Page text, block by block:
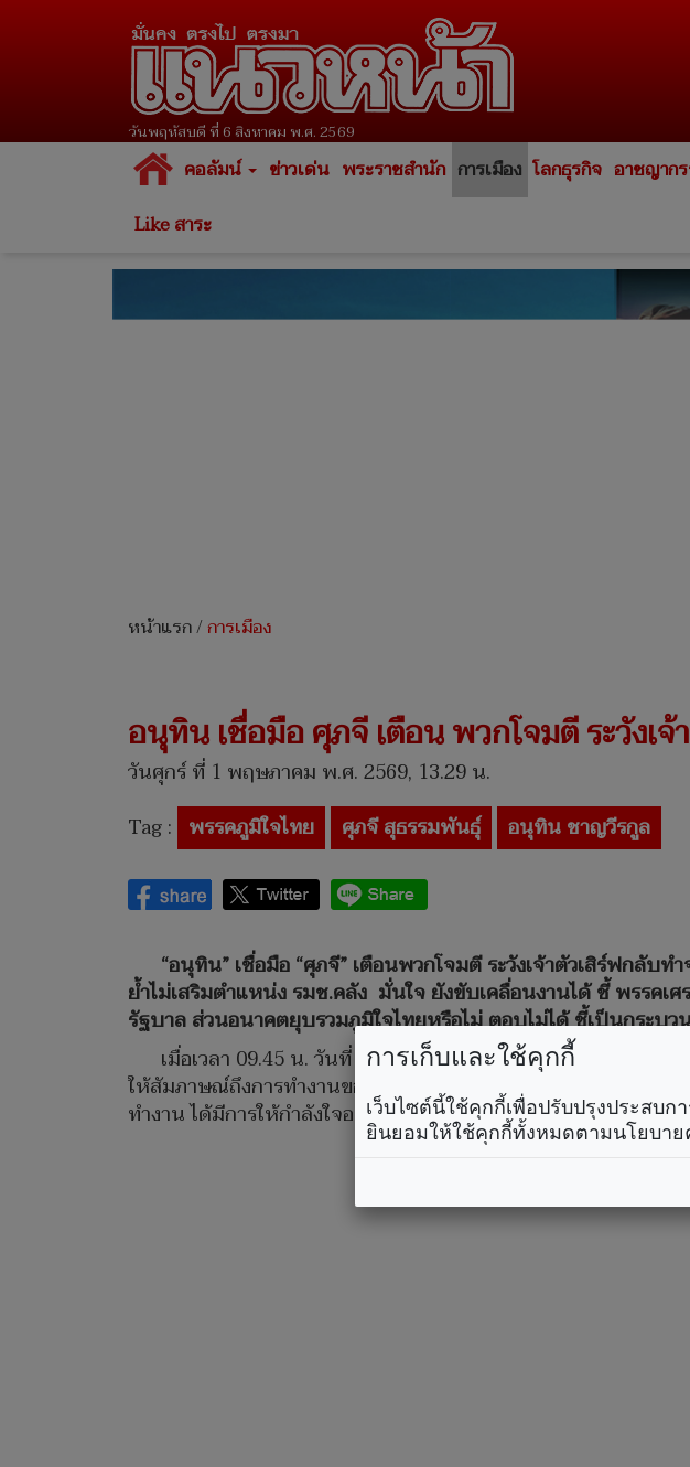
วันพฤหัสบดี ที่ 6 สิงหาคม พ.ศ. 2569
คอลัมน์ ข่าวเด่น พระราชสำนัก การเมือง โลกธุรกิจ อาชญาก
Like สาระ
หน้าแรก/การเมือง
อนุทิน เชื่อมือ ศุภจี เตือน พวกโจมตี ระวังเ
วันศุกร์ ที่ 1 พฤษภาคม พ.ศ. 2569, 13.29 น.
Tag : พรรคภูมิใจไทย ศุภจี สุธรรมพันธุ์ อนุทิน ชาญวีรกูล
“อนุทิน” เชื่อมือ “ศุภจี” เตือนพวกโจมตี ระวังเจ้าตัวเสิร์ฟกลั
ย้ำไม่เสริมตำแหน่ง รมช.คลัง มั่นใจ ยังขับเคลื่อนงานได้ ชี้ พรรค
รัฐบาล ส่วนอนาคตยุบรวมภูมิใจไทยหรือไม่ ตอบไม่ได้ ชี้เป็นกระบว
เมื่อเวลา 09.45 น. วันที่ 1 พ.ค. 2569 ที่ทำเนียบรัฐบาล นาย
ให้สัมภาษณ์ถึงการทำงานของนางศุภจี สุธรรมพันธุ์ รองนายกรัฐม
ทำงาน ได้มีการให้กำลังใจอะไรหรือไม่ โดยนายอนุทิน ถึงกับร้อง
การเก็บและใช้คุกกี้
เว็บไซต์นี้ใช้คุกกี้เพื่อปรับปรุงประสบ
ยินยอมให้ใช้คุกกี้ทั้งหมดตามนโยบาย